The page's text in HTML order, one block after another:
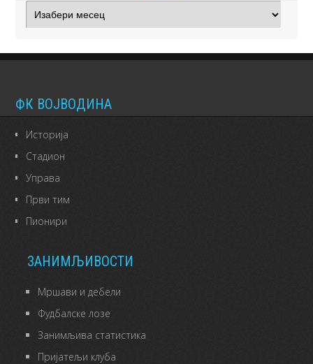
ФК ВОЈВОДИНА
Историја
Стадион
Управа
Први тим
Пионири
ЗАНИМЉИВОСТИ
Мршави и дебели
Фудбалске лозе
Занимљива статистика
Пријатељи клуба